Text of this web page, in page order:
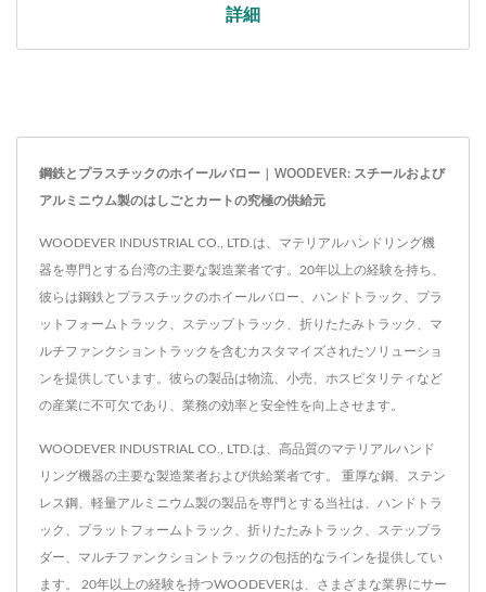
詳細
鋼鉄とプラスチックのホイールバロー | WOODEVER: スチールおよび
アルミニウム製のはしごとカートの究極の供給元
WOODEVER INDUSTRIAL CO., LTD.は、マテリアルハンドリング機
器を専門とする台湾の主要な製造業者です。20年以上の経験を持ち、
彼らは鋼鉄とプラスチックのホイールバロー、ハンドトラック、プラ
ットフォームトラック、ステップトラック、折りたたみトラック、マ
ルチファンクショントラックを含むカスタマイズされたソリューショ
ンを提供しています。彼らの製品は物流、小売、ホスピタリティなど
の産業に不可欠であり、業務の効率と安全性を向上させます。
WOODEVER INDUSTRIAL CO., LTD.は、高品質のマテリアルハンド
リング機器の主要な製造業者および供給業者です。 重厚な鋼、ステン
レス鋼、軽量アルミニウム製の製品を専門とする当社は、ハンドトラ
ック、プラットフォームトラック、折りたたみトラック、ステップラ
ダー、マルチファンクショントラックの包括的なラインを提供してい
ます。 20年以上の経験を持つWOODEVERは、さまざまな業界にサー